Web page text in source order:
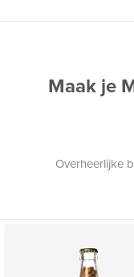
Maak je
Overheerlijke